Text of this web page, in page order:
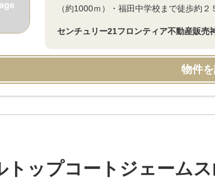
（約1000ｍ）・福田中学校まで徒歩約
センチュリー21フロンティア不動産販売
物件
トップコートジェーム